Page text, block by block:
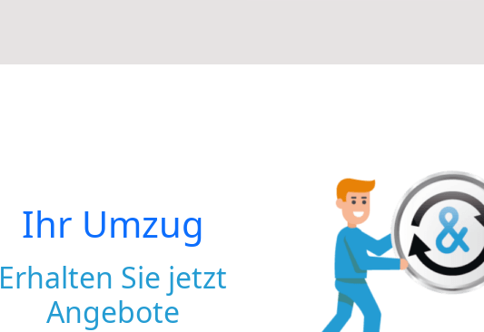
Ihr Umzug
Erhalten Sie jetzt
Angebote